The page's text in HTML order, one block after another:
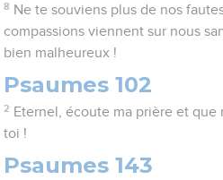
8 Ne te souviens plus de nos
compassions viennent sur nous
bien malheureux !
Psaumes 102
2 Eternel, écoute ma prière et que
toi !
Psaumes 143